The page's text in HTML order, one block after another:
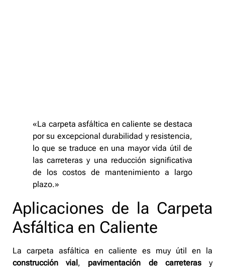
«La carpeta asfáltica en caliente se destaca
por su excepcional durabilidad y resistencia,
lo que se traduce en una mayor vida útil de
las carreteras y una reducción significativa
de los costos de mantenimiento a largo
plazo.»
Aplicaciones de la Carpeta
Asfáltica en Caliente
La carpeta asfáltica en caliente es muy útil en la
construcción vial, pavimentación de carreterasy